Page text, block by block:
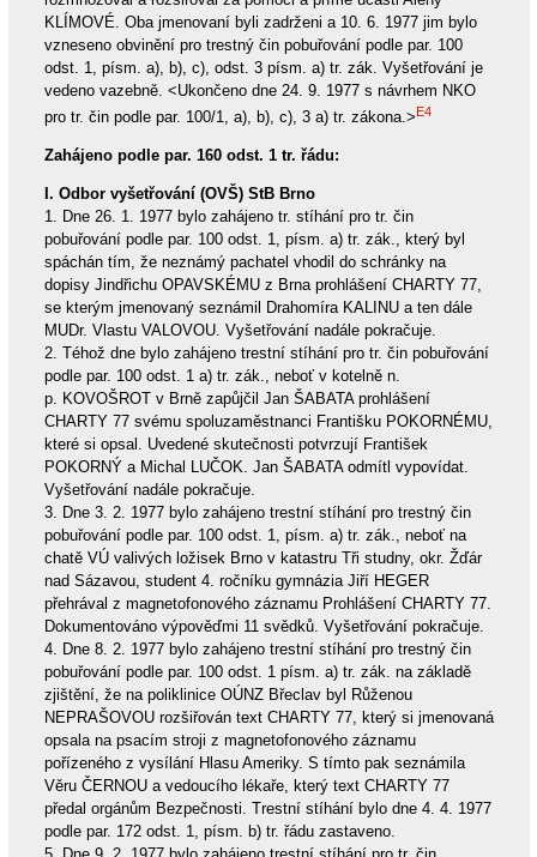
KLÍMOVÉ. Oba jmenovaní byli zadrženi a 10. 6. 1977 jim bylo
vzneseno obvinění pro trestný čin pobuřování podle par. 100
odst. 1, písm. a), b), c), odst. 3 písm. a) tr. zák. Vyšetřování je
vedeno vazebně. <Ukončeno dne 24. 9. 1977 s návrhem NKO
pro tr. čin podle par. 100/1, a), b), c), 3 a) tr. zákona.>E4
Zahájeno podle par. 160 odst. 1 tr. řádu:
I. Odbor vyšetřování (OVŠ) StB Brno
1. Dne 26. 1. 1977 bylo zahájeno tr. stíhání pro tr. čin
pobuřování podle par. 100 odst. 1, písm. a) tr. zák., který byl
spáchán tím, že neznámý pachatel vhodil do schránky na
dopisy Jindřichu OPAVSKÉMU z Brna prohlášení CHARTY 77,
se kterým jmenovaný seznámil Drahomíra KALINU a ten dále
MUDr. Vlastu VALOVOU. Vyšetřování nadále pokračuje.
2. Téhož dne bylo zahájeno trestní stíhání pro tr. čin pobuřování
podle par. 100 odst. 1 a) tr. zák., neboť v kotelně n.
p. KOVOŠROT v Brně zapůjčil Jan ŠABATA prohlášení
CHARTY 77 svému spoluzaměstnanci Františku POKORNÉMU,
které si opsal. Uvedené skutečnosti potvrzují František
POKORNÝ a Michal LUČOK. Jan ŠABATA odmítl vypovídat.
Vyšetřování nadále pokračuje.
3. Dne 3. 2. 1977 bylo zahájeno trestní stíhání pro trestný čin
pobuřování podle par. 100 odst. 1, písm. a) tr. zák., neboť na
chatě VÚ valivých ložisek Brno v katastru Tři studny, okr. Žďár
nad Sázavou, student 4. ročníku gymnázia Jiří HEGER
přehrával z magnetofonového záznamu Prohlášení CHARTY 77.
Dokumentováno výpověďmi 11 svědků. Vyšetřování pokračuje.
4. Dne 8. 2. 1977 bylo zahájeno trestní stíhání pro trestný čin
pobuřování podle par. 100 odst. 1 písm. a) tr. zák. na základě
zjištění, že na poliklinice OÚNZ Břeclav byl Růženou
NEPRAŠOVOU rozšiřován text CHARTY 77, který si jmenovaná
opsala na psacím stroji z magnetofonového záznamu
pořízeného z vysílání Hlasu Ameriky. S tímto pak seznámila
Věru ČERNOU a vedoucího lékaře, který text CHARTY 77
předal orgánům Bezpečnosti. Trestní stíhání bylo dne 4. 4. 1977
podle par. 172 odst. 1, písm. b) tr. řádu zastaveno.